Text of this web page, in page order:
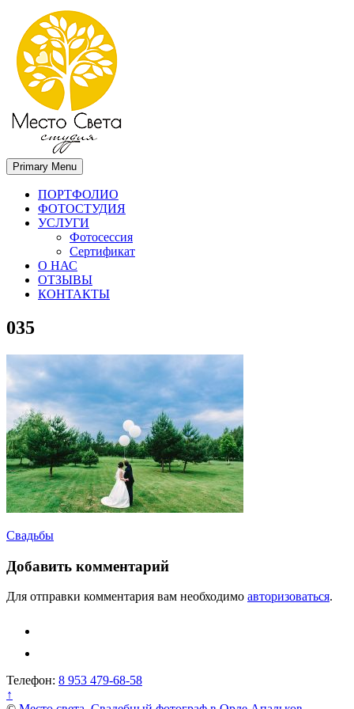
Место света. Свадебный фотограф в Орле Апальков Вячеслав
Свадебный фотограф в Орле
Primary Menu
ПОРТФОЛИО
ФОТОСТУДИЯ
УСЛУГИ
Фотосессия
Сертификат
О НАС
ОТЗЫВЫ
КОНТАКТЫ
035
Навигация
по
записям
Свадьбы
Добавить комментарий
Для отправки комментария вам необходимо авторизоваться.
Телефон: 8 953 479-68-58
↑